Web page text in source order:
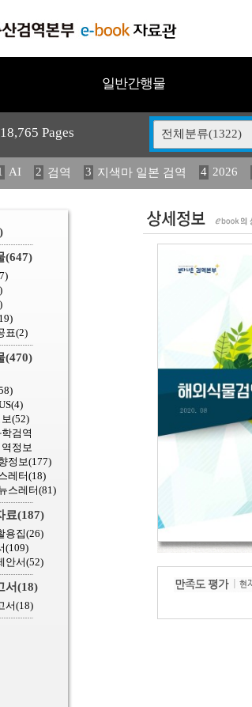
일반간행물
Pages 전체분류(1322)
AI 2 검역 3 지색마 일본 검역 4 2026
2025 12 중독성 식물 도감 13 媛 異 14
(647)
표(2)
(470)
(4)
(52)
검역
정보
정보(177)
레터(18)
스레터(81)
료(187)
용집(26)
(109)
안서(52)
서(18)
서(18)